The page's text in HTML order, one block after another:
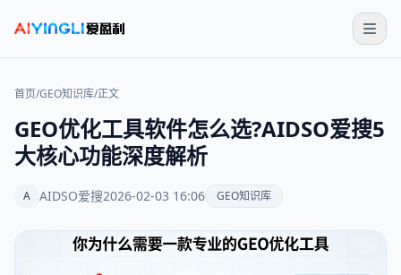
首页/GEO知识库/正文
GEO优化工具软件怎么选?AIDSO爱搜5
大核心功能深度解析
A AIDSO爱搜2026-02-03 16:06 GEO知识库